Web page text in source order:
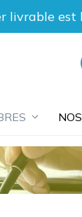
livrable est